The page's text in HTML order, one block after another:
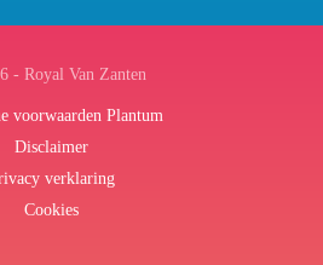
- Royal Van Zanten
voorwaarden Plantum
Disclaimer
verklaring
Cookies